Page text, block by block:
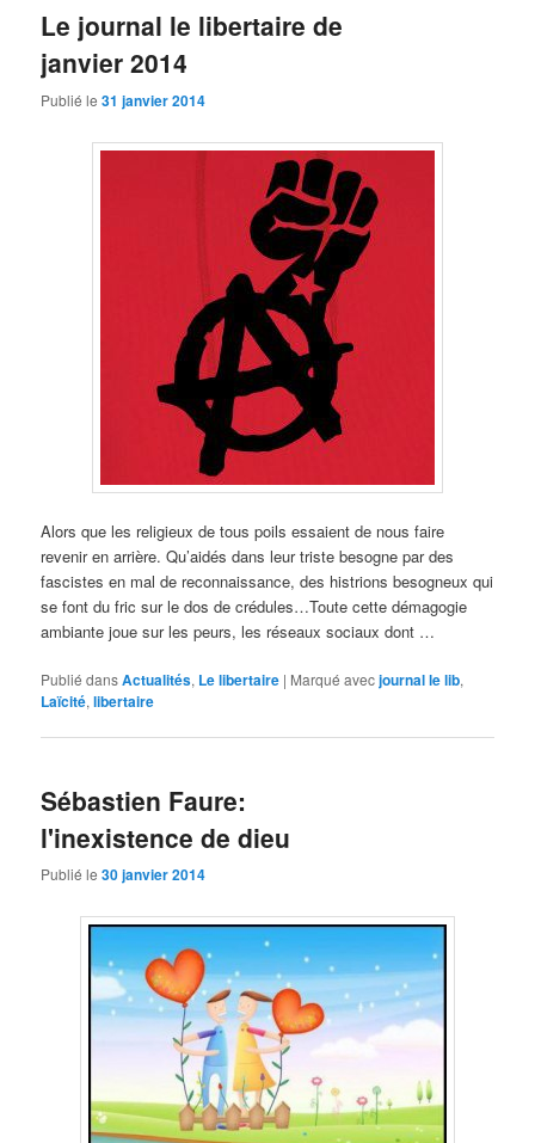
Le journal le libertaire de
janvier 2014
Publié le31 janvier 2014
Alors que les religieux de tous poils essaient de nous faire
revenir en arrière. Qu’aidés dans leur triste besogne par des
fascistes en mal de reconnaissance, des histrions besogneux qui
se font du fric sur le dos de crédules…Toute cette démagogie
ambiante joue sur les peurs, les réseaux sociaux dont …
Publié dansActualités, Le libertaire | Marqué avecjournal le lib,
Laïcité,libertaire
Sébastien Faure:
l'inexistence de dieu
Publié le30 janvier 2014